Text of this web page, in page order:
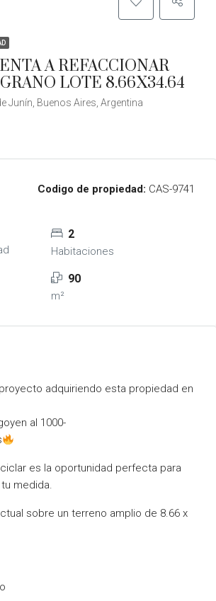
A REFACCIONAR
LOTE 8.66X34.64
Junín, Buenos Aires, Argentina
Codigo de propiedad: CAS-9741
2
Habitaciones
90
m²
adquiriendo esta propiedad en
al 1000-
es la oportunidad perfecta para
medida.
sobre un terreno amplio de 8.66 x